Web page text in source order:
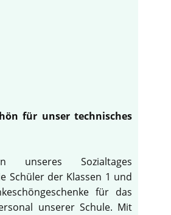
für unser technisches
unseres Sozialtages
Schüler der Klassen 1 und
für das
unserer Schule. Mit